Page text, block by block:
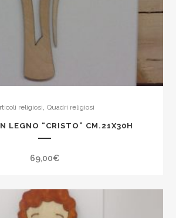
religiosi Quadri religiosi
LEGNO “CRISTO” CM.21X30H
69,00€